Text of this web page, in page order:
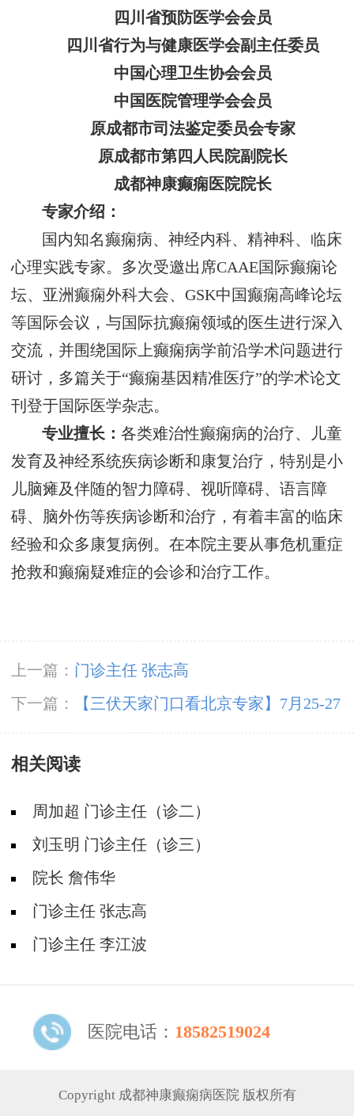
四川省预防医学会会员
四川省行为与健康医学会副主任委员
中国心理卫生协会会员
中国医院管理学会会员
原成都市司法鉴定委员会专家
原成都市第四人民院副院长
成都神康癫痫医院院长
专家介绍：
国内知名癫痫病、神经内科、精神科、临床
心理实践专家。多次受邀出席CAAE国际癫痫论
坛、亚洲癫痫外科大会、GSK中国癫痫高峰论坛
等国际会议，与国际抗癫痫领域的医生进行深入
交流，并围绕国际上癫痫病学前沿学术问题进行
研讨，多篇关于“癫痫基因精准医疗”的学术论文
刊登于国际医学杂志。
专业擅长：各类难治性癫痫病的治疗、儿童
发育及神经系统疾病诊断和康复治疗，特别是小
儿脑瘫及伴随的智力障碍、视听障碍、语言障
碍、脑外伤等疾病诊断和治疗，有着丰富的临床
经验和众多康复病例。在本院主要从事危机重症
抢救和癫痫疑难症的会诊和治疗工作。
上一篇： 门诊主任 张志高
下一篇：
【三伏天家门口看北京专家】7月25-27
日，北京大学首钢医院高伟教授亲临成都会诊，
速约!‌
相关阅读
周加超 门诊主任（诊二）
刘玉明 门诊主任（诊三）
院长 詹伟华
门诊主任 张志高
门诊主任 李江波
医院电话： 18582519024
Copyright 成都神康癫痫病医院 版权所有